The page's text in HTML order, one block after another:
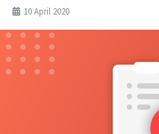
10 April 2020